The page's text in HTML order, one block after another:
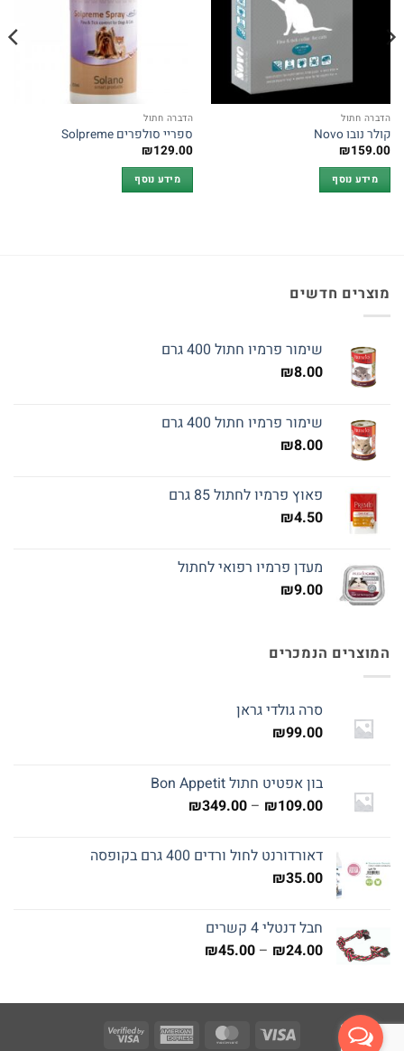
הדברה חתול
קולר נובו Novo
₪159.00
מידע נוסף
הדברה חתול
ספריי סולפרים Solpreme
₪129.00
מידע נוסף
מוצרים חדשים
שימור פרמיו חתול 400 גרם
₪8.00
שימור פרמיו חתול 400 גרם
₪8.00
פאוץ פרמיו לחתול 85 גרם
₪4.50
מעדן פרמיו רפואי לחתול
₪9.00
המוצרים הנמכרים
סרה גולדי גראן
₪99.00
בון אפטיט חתול Bon Appetit
₪109.00
–
₪349.00
עד דאורדורנט לחול ורדים 400 גרם בקופסה
₪35.00
חבל דנטלי 4 קשרים
₪24.00
–
₪45.00
עד
Visa
MasterCard
American
Visa